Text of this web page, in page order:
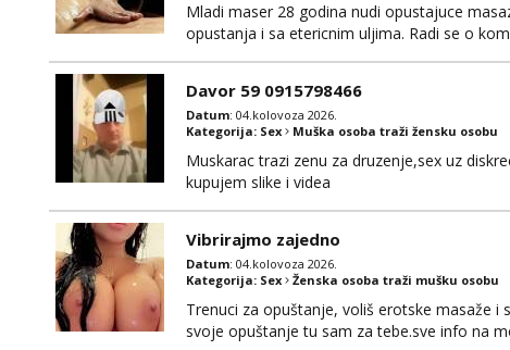
Mladi maser 28 godina nudi opustajuce
opustanja i sa etericnim uljima. Radi se o
Davor 59 0915798466
Datum: 04.kolovoza 2026.
Kategorija: Sex Muška osoba traži žensku osobu
Muskarac trazi zenu za druzenje,sex uz
kupujem slike i videa
Vibrirajmo zajedno
Datum: 04.kolovoza 2026.
Kategorija: Sex Ženska osoba traži mušku osobu
Trenuci za opuštanje, voliš erotske masaže i
svoje opuštanje tu sam za tebe.sve info na